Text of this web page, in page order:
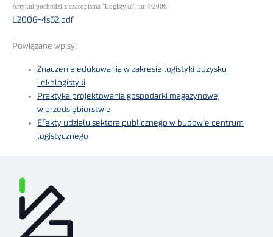
Artykuł pochodzi z czasopisma "Logistyka", nr 4/2006.
L2006-4s62.pdf
Powiązane wpisy:
Znaczenie edukowania w zakresie logistyki odzysku
i ekologistyki
Praktyka projektowania gospodarki magazynowej
w przedsiębiorstwie
Efekty udziału sektora publicznego w budowie centrum
logistycznego